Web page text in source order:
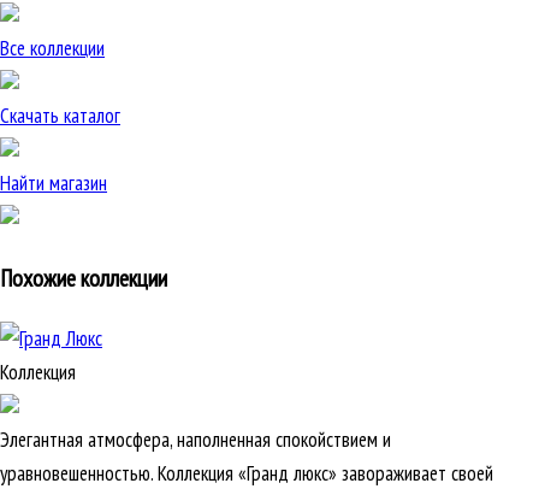
Все коллекции
Скачать каталог
Найти магазин
Похожие коллекции
Коллекция
Элегантная атмосфера, наполненная спокойствием и
уравновешенностью. Коллекция «Гранд люкс» завораживает своей